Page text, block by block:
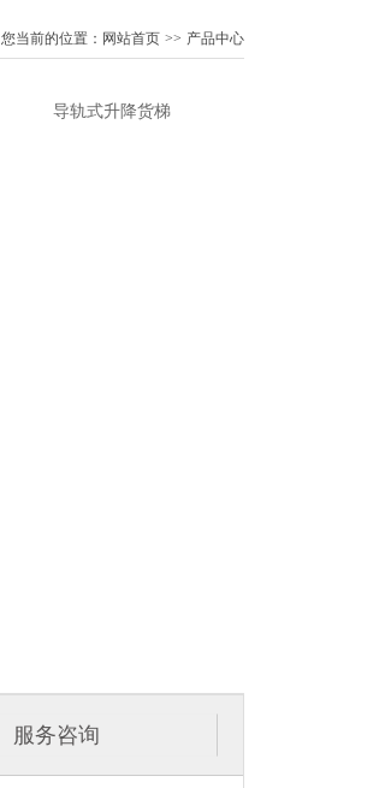
您当前的位置： 网站首页 >> 产品中心
导轨式升降货梯
服务咨询